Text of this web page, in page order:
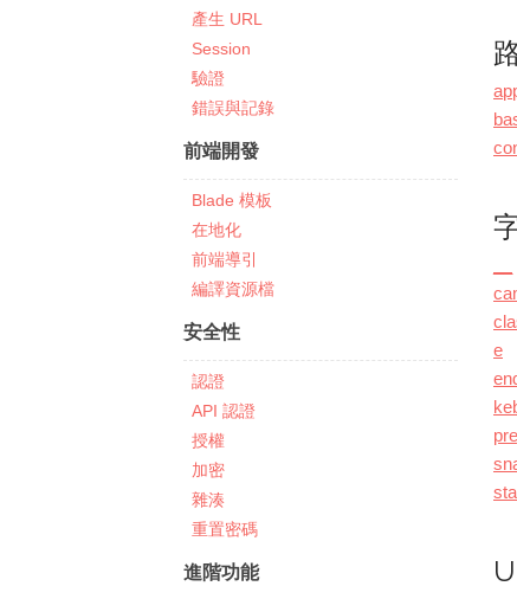
產生 URL
Session
驗證
錯誤與記錄
前端開發
Blade 模板
在地化
前端導引
編譯資源檔
安全性
認證
API 認證
授權
加密
雜湊
重置密碼
進階功能
e